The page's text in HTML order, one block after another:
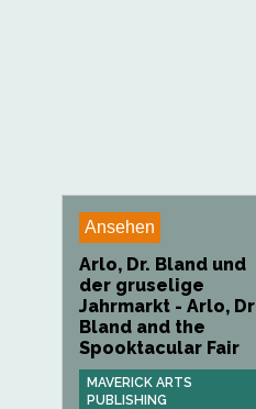
Ansehen
Arlo, Dr. Bland und
der gruselige
Jahrmarkt - Arlo, Dr
Bland and the
Spooktacular Fair
MAVERICK ARTS
PUBLISHING